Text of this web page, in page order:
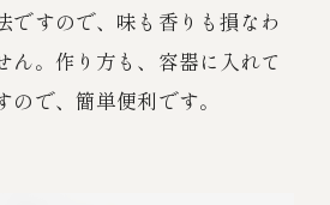
ですので、味も香りも損なわ
ん。作り方も、容器に入れて
で、簡単便利です。